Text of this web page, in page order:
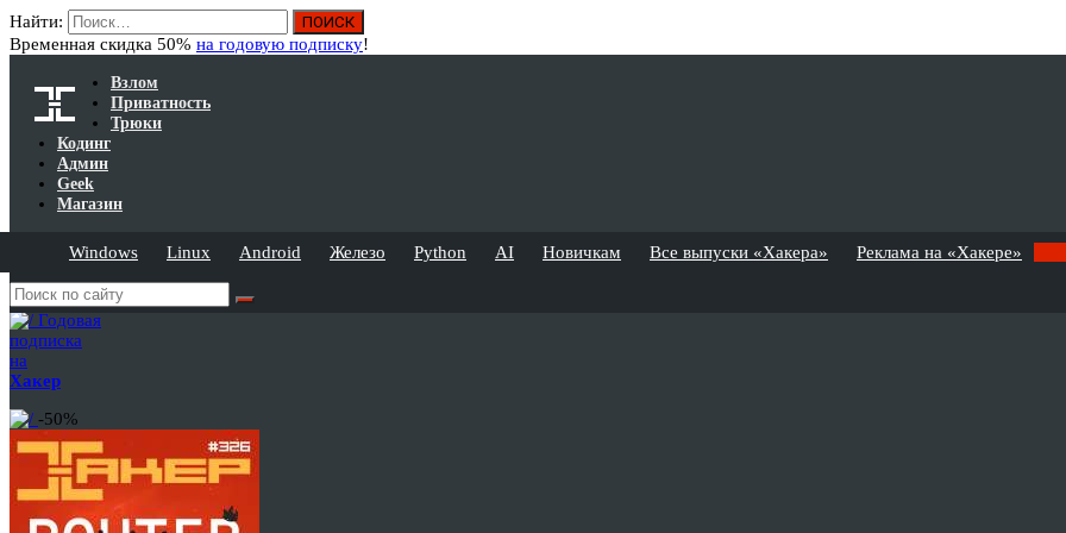
Найти:
Временная скидка 50% на годовую подписку!
Взлом
Приватность
Трюки
Кодинг
Админ
Geek
Магазин
Windows Linux Android Железо Python AI Новичкам Все выпуски «Хакера» Реклама на «Хакере»
Годовая
подписка
на
Хакер
-50%